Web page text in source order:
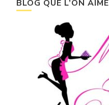
BLOG QUE L’ON AIME